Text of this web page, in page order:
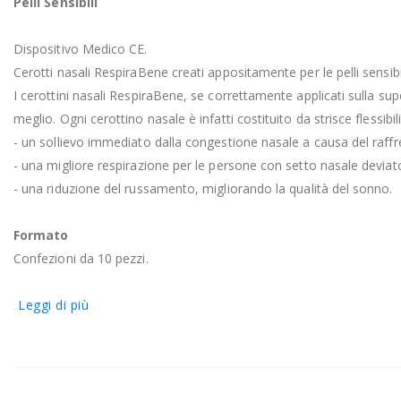
Dispositivo Medico CE.
Cerotti nasali RespiraBene creati appositamente per le pelli
I cerottini nasali RespiraBene, se correttamente applicati sulla
meglio. Ogni cerottino nasale è infatti costituito da strisce
- un sollievo immediato dalla congestione nasale a causa del
- una migliore respirazione per le persone con setto nasale
- una riduzione del russamento, migliorando la qualità del sonno.
Formato
Confezioni da 10 pezzi.
Leggi di più